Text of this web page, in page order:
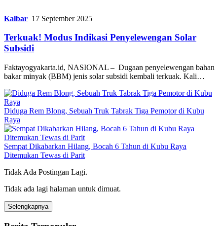
Kalbar 17 September 2025
Terkuak! Modus Indikasi Penyelewengan Solar
Subsidi
Faktayogyakarta.id, NASIONAL – Dugaan penyelewengan bahan
bakar minyak (BBM) jenis solar subsidi kembali terkuak. Kali…
Diduga Rem Blong, Sebuah Truk Tabrak Tiga Pemotor di Kubu
Raya
Sempat Dikabarkan Hilang, Bocah 6 Tahun di Kubu Raya
Ditemukan Tewas di Parit
Tidak Ada Postingan Lagi.
Tidak ada lagi halaman untuk dimuat.
Selengkapnya